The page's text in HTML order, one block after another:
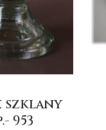
szklany
953